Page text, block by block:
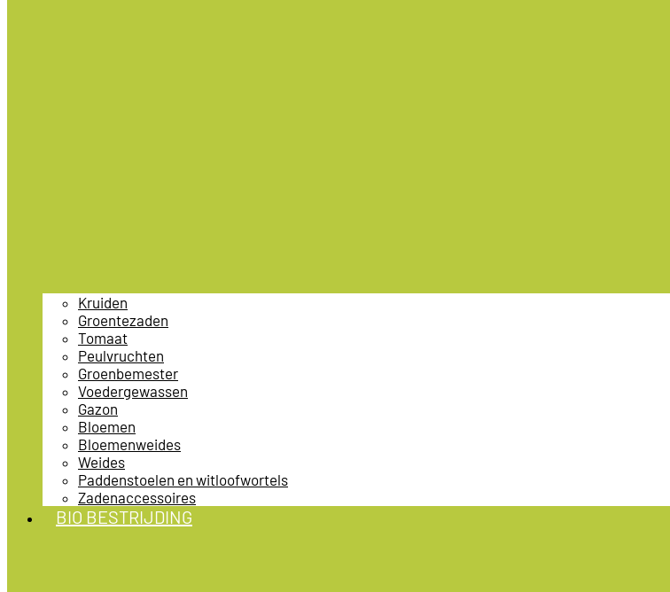
Kruiden
Groentezaden
Tomaat
Peulvruchten
Groenbemester
Voedergewassen
Gazon
Bloemen
Bloemenweides
Weides
Paddenstoelen en witloofwortels
Zadenaccessoires
BIO BESTRIJDING